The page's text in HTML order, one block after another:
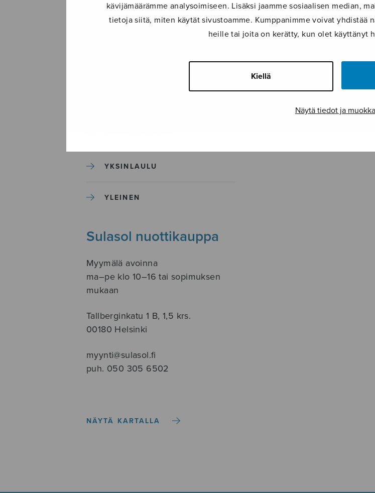
kävijämäärämme analysoimiseen. Lisäksi jaamme sosiaalisen median,
tietoja siitä, miten käytät sivustoamme. Kumppanimme voivat
heille tai joita on kerätty, kun olet käyttänyt
Kiellä
Näytä tiedot ja
MUUT
YKSINLAULU
YLEINEN
Sulasol nuottikauppa
Myymälä avoinna
ma–pe klo 10–16 tai sopimuksen
mukaan
Tallberginkatu 1 B, 1,5 krs.
00180 Helsinki
myynti@sulasol.fi
puh. 050 305 6502
NÄYTÄ KARTALLA